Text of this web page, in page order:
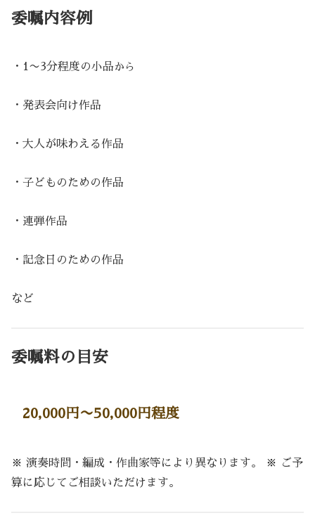
委嘱内容例
・1〜3分程度の小品 から
・発表会向け作品
・大人が味わえる作品
・子どものための作品
・連弾作品
・記念日のための作品
など
委嘱料の目安
20,000円〜50,000円程度
※ 演奏時間・編成・作曲家等により異なります。 ※ ご予
算に応じてご相談いただけます。